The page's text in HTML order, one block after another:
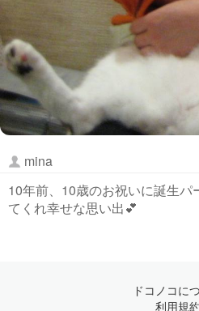
mina
10年前、10歳のお祝いに誕生パ
てくれ幸せな思い出💕
ドコノコに
利用規約